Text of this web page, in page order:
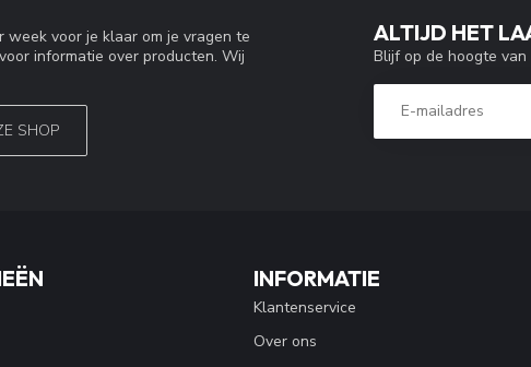
week voor je klaar om je vragen te
informatie over producten. Wij
SHOP
ALTIJD HET
Blijf op de hoogte
INFORMATIE
Klantenservice
Over ons